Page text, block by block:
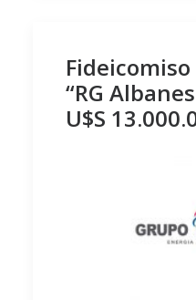
“RG
U$S